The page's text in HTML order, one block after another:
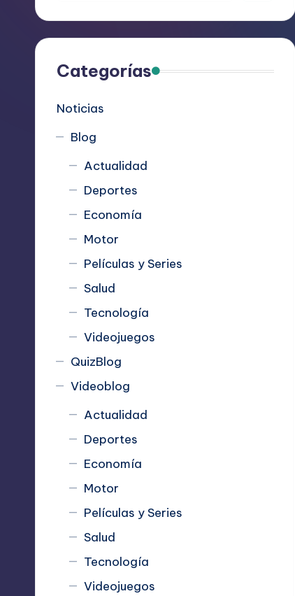
R
e
Categorías
Noticias
Blog
Actualidad
Deportes
Economía
Motor
Películas y Series
Salud
Tecnología
Videojuegos
QuizBlog
Videoblog
Actualidad
Deportes
Economía
Motor
Películas y Series
Salud
Tecnología
Videojuegos